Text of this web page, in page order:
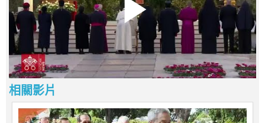
相關影片